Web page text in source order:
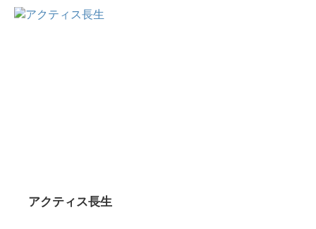
アクティス長生